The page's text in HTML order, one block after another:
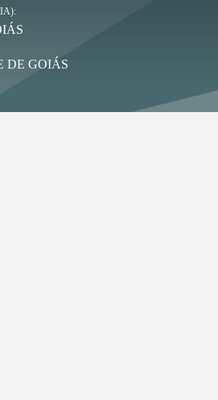
DE GOIÁS